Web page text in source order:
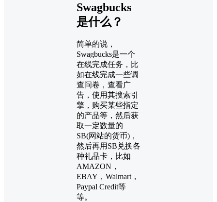
Swagbucks
是什么？
简单的说，
Swagbucks是一个
在线完成任务，比
如在线完成一些调
查问卷，查看广
告，使用其搜索引
擎，购买某些指定
的产品等，然后获
取一定数量的
SB(网站的货币)，
然后再用SB兑换各
种礼品卡，比如
AMAZON，
EBAY，Walmart，
Paypal Credit等
等。